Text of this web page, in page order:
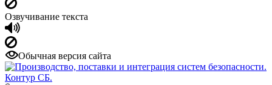
Озвучивание текста
Обычная версия сайта